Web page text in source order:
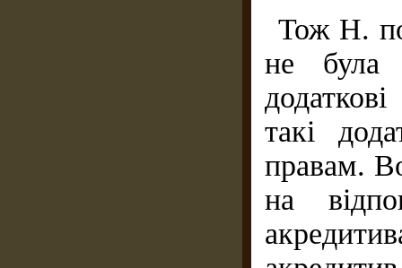
Тож Н.
не була
такі
правам.
на